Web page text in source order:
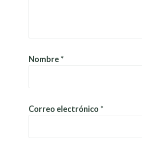
Nombre *
Correo electrónico *